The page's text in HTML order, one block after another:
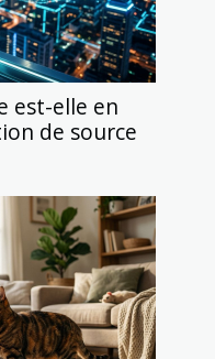
est-elle en
de source